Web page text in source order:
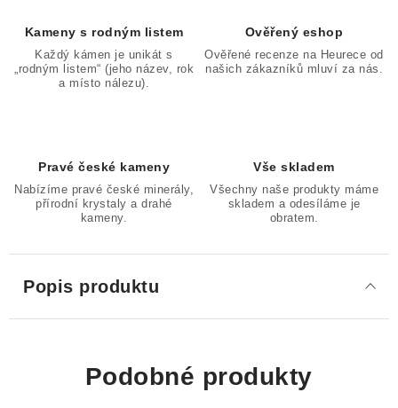
Kameny s rodným listem
Každý kámen je unikát s
„rodným listem“ (jeho název, rok
a místo nálezu).
Ověřený eshop
Ověřené recenze na Heurece od
našich zákazníků mluví za nás.
Pravé české kameny
Nabízíme pravé české minerály,
přírodní krystaly a drahé
kameny.
Vše skladem
Všechny naše produkty máme
skladem a odesíláme je
obratem.
Popis produktu
Podobné produkty